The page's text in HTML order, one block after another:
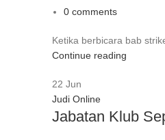
0 comments
Ketika berbicara bab
Continue reading
22 Jun
Judi Online
Jabatan Klub